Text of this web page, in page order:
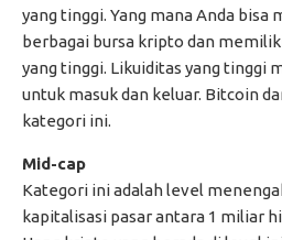
yang tinggi. Yang mana Anda bisa
berbagai bursa kripto dan
yang tinggi. Likuiditas yang tinggi
untuk masuk dan keluar. Bitcoin
kategori ini.
Mid-cap
Kategori ini adalah level
kapitalisasi pasar antara 1 miliar